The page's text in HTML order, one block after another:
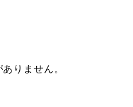
りません。